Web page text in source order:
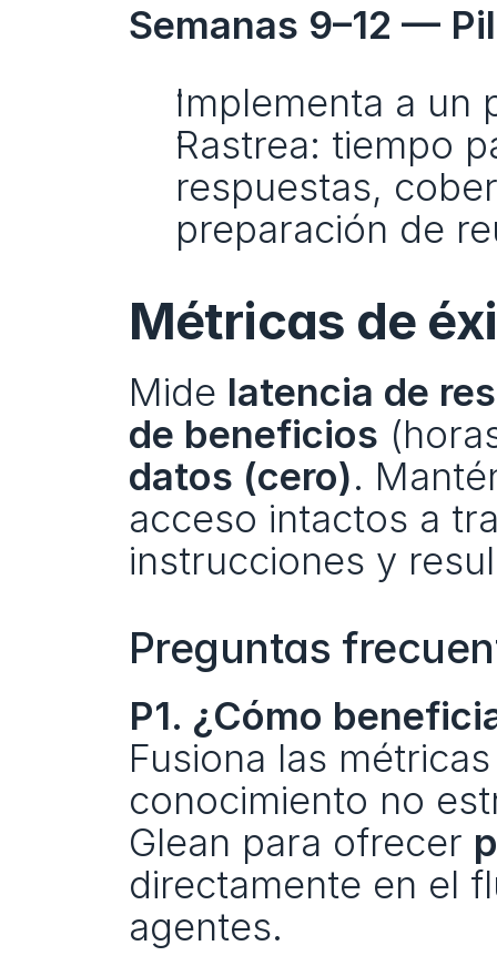
Semanas 9–12 —
Implementa a un
Rastrea: tiempo
respuestas,
preparación de
Métricas de
Mide latencia de
de beneficios
datos (cero).
acceso intactos a
instrucciones y
Preguntas
P1. ¿Cómo
Fusiona las
conocimiento no
Glean para ofrecer
directamente en el
agentes.